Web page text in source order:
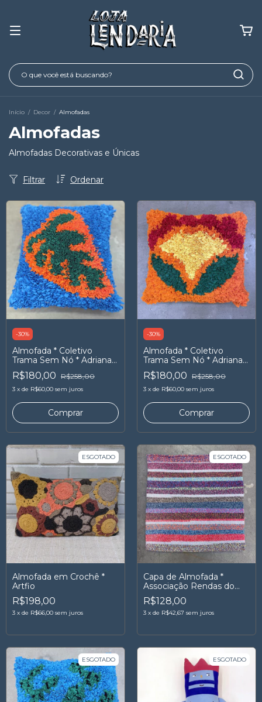
Início / Decor / Almofadas
Almofadas
Almofadas Decorativas e Únicas
Ordenar
Filtrar
-30%
Almofada * Coletivo
Trama Sem Nó * Adriana
Meira
R$180,00 R$258,00
3 x de R$60,00 sem juros
-30%
Almofada * Coletivo
Trama Sem Nó * Adriana
Meira
R$180,00 R$258,00
3 x de R$60,00 sem juros
ESGOTADO
Almofada em Crochê *
Artfio
R$198,00
3 x de R$66,00 sem juros
ESGOTADO
Capa de Almofada *
Associação Rendas do
Amanhã
R$128,00
3 x de R$42,67 sem juros
ESGOTADO ESGOTADO